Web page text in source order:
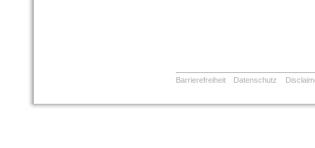
Barrierefreiheit Datenschutz